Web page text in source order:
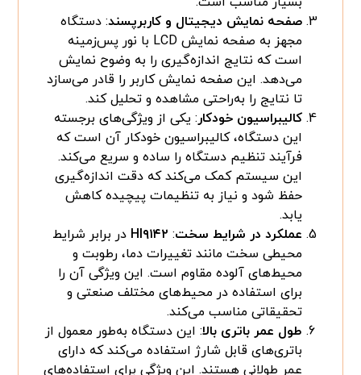
صفحه نمایش دیجیتال و کاربرپسند: دستگاه
مجهز به صفحه نمایش LCD با نور پس‌زمینه
است که نتایج اندازه‌گیری را به وضوح نمایش
می‌دهد. این صفحه نمایش کاربر را قادر می‌سازد
تا نتایج را به‌راحتی مشاهده و تحلیل کند.
کالیبراسیون خودکار: یکی از ویژگی‌های برجسته
این دستگاه، کالیبراسیون خودکار آن است که
فرآیند تنظیم دستگاه را ساده و سریع می‌کند.
این سیستم کمک می‌کند که دقت اندازه‌گیری
حفظ شود و نیاز به تنظیمات پیچیده کاهش
یابد.
عملکرد در شرایط سخت: HI۹۱۴۲ در برابر شرایط
محیطی سخت مانند تغییرات دما، رطوبت و
محیط‌های آلوده مقاوم است. این ویژگی آن را
برای استفاده در محیط‌های مختلف صنعتی و
تحقیقاتی مناسب می‌کند.
طول عمر باتری بالا: این دستگاه به‌طور معمول از
باتری‌های قابل شارژ استفاده می‌کند که دارای
عمر طولانی هستند. این ویژگی برای استفاده‌های